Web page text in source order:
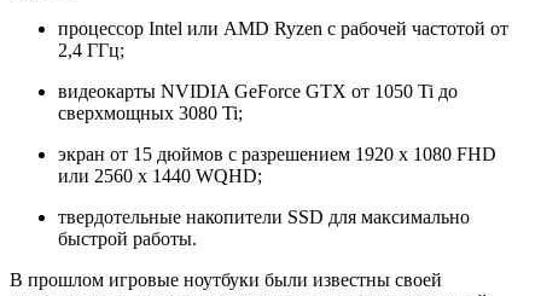
процессор Intel или AMD Ryzen с рабочей частотой от
2,4 ГГц;
видеокарты NVIDIA GeForce GTX от 1050 Ti до
сверхмощных 3080 Ti;
экран от 15 дюймов с разрешением 1920 x 1080 FHD
или 2560 x 1440 WQHD;
твердотельные накопители SSD для максимально
быстрой работы.
В прошлом игровые ноутбуки были известны своей